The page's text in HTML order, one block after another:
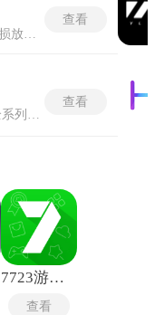
Bigjpg安卓版是一款专注无损放大图片的图片处理工具，运用特定算法在提升分辨率的同时维持原图色彩饱满与细节清晰，使放大成果在观感与信息量上均保持出色水准。Bigjpg安卓版在处理过程中有效抑制边缘毛刺与重影现象，让线条与轮廓依旧干净利落。软件可对摄影作品、插画及界面素材等不同类别图像实施精细化放大，既满足大幅输出的清晰度要求，也保留创作初衷与纹理质感，为需要高保真尺寸提升的场景提供可靠且稳定的技术支撑。
查看
查看
7723游戏盒老版本
查看